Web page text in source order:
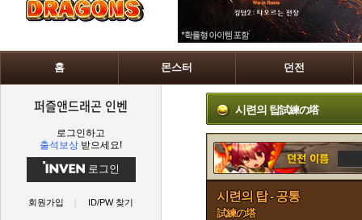
홈 몬스터 던전
퍼즐앤드래곤 인벤
로그인하고
출석보상 받으세요!
로그인
회원가입 ID/PW 찾기
시련의 탑試練の塔
시련의 탑 - 공통
試練の塔